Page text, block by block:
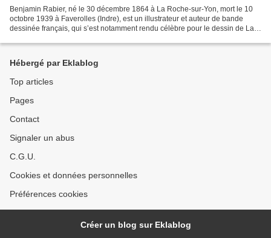
Benjamin Rabier, né le 30 décembre 1864 à La Roche-sur-Yon, mort le 10
octobre 1939 à Faverolles (Indre), est un illustrateur et auteur de bande
dessinée français, qui s’est notamment rendu célèbre pour le dessin de La
Hébergé par Eklablog
Top articles
Pages
Contact
Signaler un abus
C.G.U.
Cookies et données personnelles
Préférences cookies
Créer un blog sur Eklablog